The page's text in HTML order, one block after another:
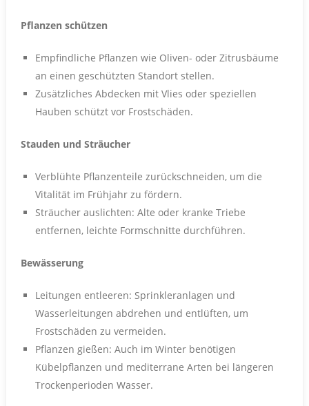
Pflanzen schützen
Empfindliche Pflanzen wie Oliven- oder Zitrusbäume
an einen geschützten Standort stellen.
Zusätzliches Abdecken mit Vlies oder speziellen
Hauben schützt vor Frostschäden.
Stauden und Sträucher
Verblühte Pflanzenteile zurückschneiden, um die
Vitalität im Frühjahr zu fördern.
Sträucher auslichten: Alte oder kranke Triebe
entfernen, leichte Formschnitte durchführen.
Bewässerung
Leitungen entleeren: Sprinkleranlagen und
Wasserleitungen abdrehen und entlüften, um
Frostschäden zu vermeiden.
Pflanzen gießen: Auch im Winter benötigen
Kübelpflanzen und mediterrane Arten bei längeren
Trockenperioden Wasser.